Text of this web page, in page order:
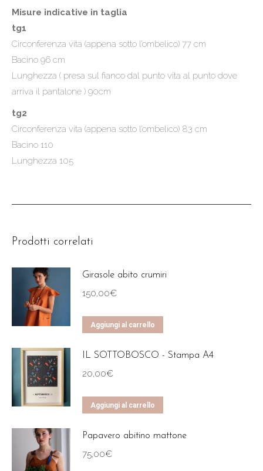
Misure indicative in taglia
tg1
Circonferenza vita (appena sotto l’ombelico) 77 cm
Bacino 96 cm
Lunghezza ( presa sul fianco dal punto vita al punto dove
arriva il pantalone ) 90cm
tg2
Circonferenza vita (appena sotto l’ombelico) 83 cm
Bacino 110
Lunghezza 105
Prodotti correlati
Girasole abito crumiri
150,00€
Aggiungi al carrello
IL SOTTOBOSCO - Stampa A4
20,00€
Aggiungi al carrello
Papavero abitino mattone
75,00€